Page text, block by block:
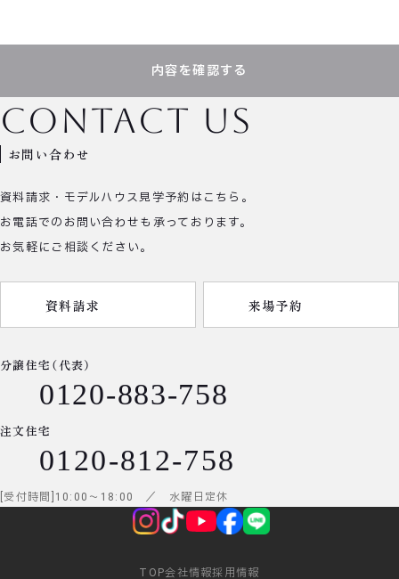
内容を確認する
お問い合わせ
contact us
資料請求・モデルハウス見学予約はこちら。
お電話でのお問い合わせも承っております。
お気軽にご相談ください。
資料請求 来場予約
分譲住宅（代表）
0120-883-758
注文住宅
0120-812-758
受付時間 10:00 ～ 18:00 ／ 水曜日定休
TOP会社情報採用情報